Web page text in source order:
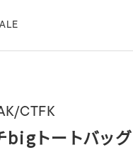
CTFK
bigトートバッグ